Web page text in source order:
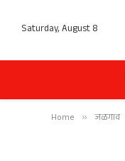
Saturday, August 8
Home » जळगाव